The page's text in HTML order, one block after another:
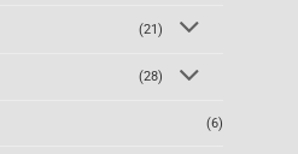
(21)
(28)
(6)